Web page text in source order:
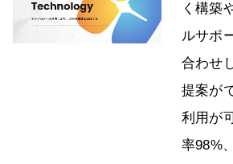
く構築
ルサポ
合わせ
提案が
利用が
率98%